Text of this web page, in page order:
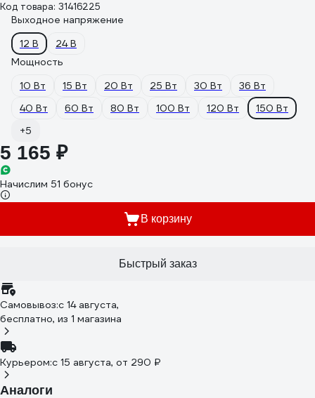
Код товара: 31416225
Выходное напряжение
12 В
24 В
Мощность
10 Вт
15 Вт 20 Вт 25 Вт 30 Вт
36 Вт
40 Вт
60 Вт 80 Вт 100 Вт 120 Вт
150 Вт
+5
5 165 ₽
Начислим 51 бонус
В корзину
Быстрый заказ
Самовывоз:c 14 августа,
бесплатно, из 1 магазина
Курьером:c 15 августа, от 290 ₽
Аналоги